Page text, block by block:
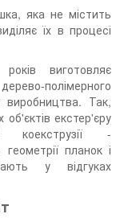
яка не містить
їх в процесі
виготовляє
полімерного
виробництва. Так,
екстер'єру
коекструзії -
планок і
у відгуках